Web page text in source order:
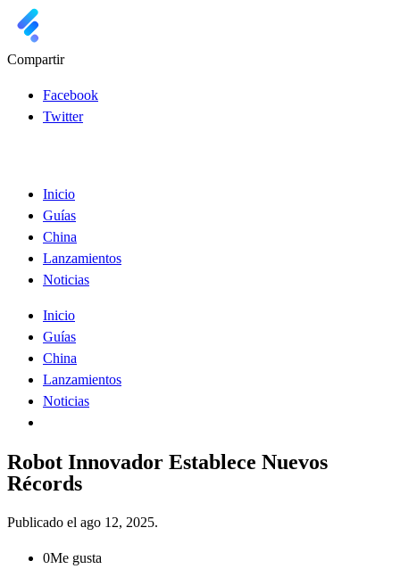
Compartir
Facebook
Twitter
Inicio
Guías
China
Lanzamientos
Noticias
Inicio
Guías
China
Lanzamientos
Noticias
Robot Innovador Establece Nuevos
Récords
Publicado el ago 12, 2025.
0Me gusta